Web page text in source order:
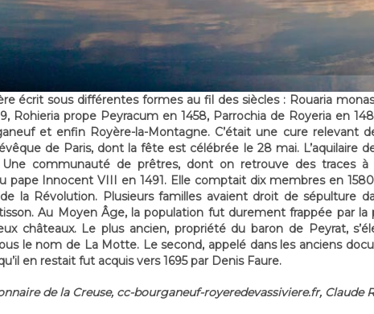
écrit sous différentes formes au fil des siècles : Rouaria
Rohieria prope Peyracum en 1458, Parrochia de Royeria en
et enfin Royère-la-Montagne. C’était une cure relevant
de Paris, dont la fête est célébrée le 28 mai. L’aquilaire
Une communauté de prêtres, dont on retrouve des traces
pape Innocent VIII en 1491. Elle comptait dix membres en
la Révolution. Plusieurs familles avaient droit de sépulture
Au Moyen Âge, la population fut durement frappée par
châteaux. Le plus ancien, propriété du baron de Peyrat,
le nom de La Motte. Le second, appelé dans les anciens
en restait fut acquis vers 1695 par Denis Faure.
de la Creuse, cc-bourganeuf-royeredevassiviere.fr, Claude